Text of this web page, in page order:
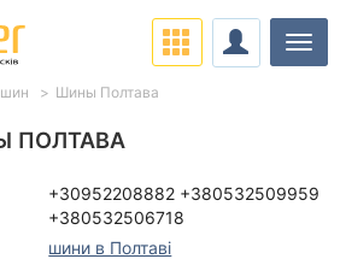
ПОЛТАВА
+30952208882 +380532509959
+380532506718
шини в Полтаві
Шины Полтава